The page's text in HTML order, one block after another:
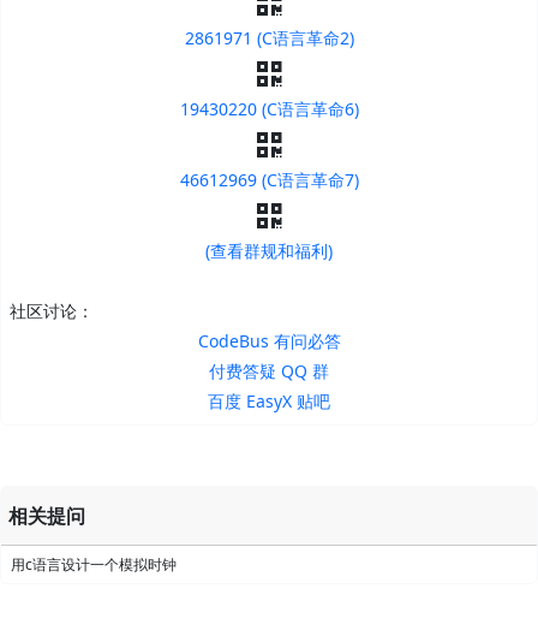
2861971 (C语言革命2)
19430220 (C语言革命6)
46612969 (C语言革命7)
(查看群规和福利)
社区讨论：
CodeBus 有问必答
付费答疑 QQ 群
百度 EasyX 贴吧
相关提问
用c语言设计一个模拟时钟